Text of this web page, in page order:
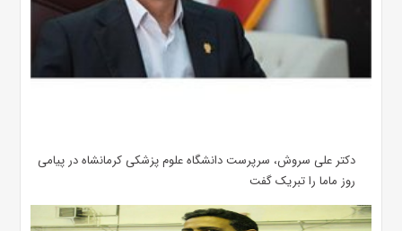
دکتر علی سروش، سرپرست دانشگاه علوم پزشکی کرمانشاه در پیامی
روز ماما را تبریک گفت